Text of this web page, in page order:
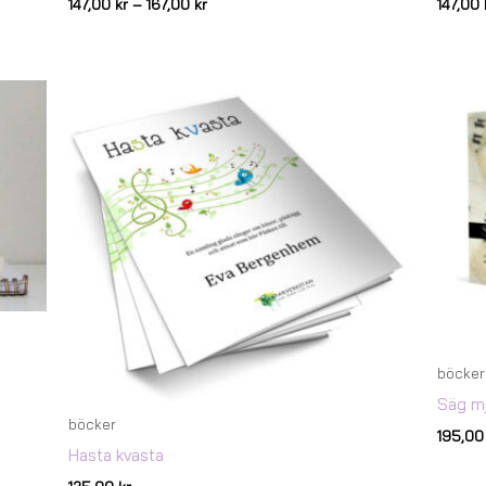
147,00 kr – 167,00 kr 147,00
böcker
Hasta kvasta
böcker
Säg
195,00